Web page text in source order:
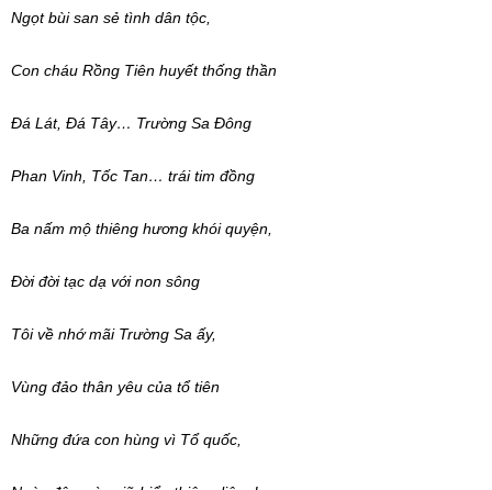
Ngọt bùi san sẻ tình dân tộc,
Con cháu Rồng Tiên huyết thống thần
Đá Lát, Đá Tây… Trường Sa Đông
Phan Vinh, Tốc Tan… trái tim đồng
Ba nấm mộ thiêng hương khói quyện,
Đời đời tạc dạ với non sông
Tôi về nhớ mãi Trường Sa ấy,
Vùng đảo thân yêu của tổ tiên
Những đứa con hùng vì Tổ quốc,